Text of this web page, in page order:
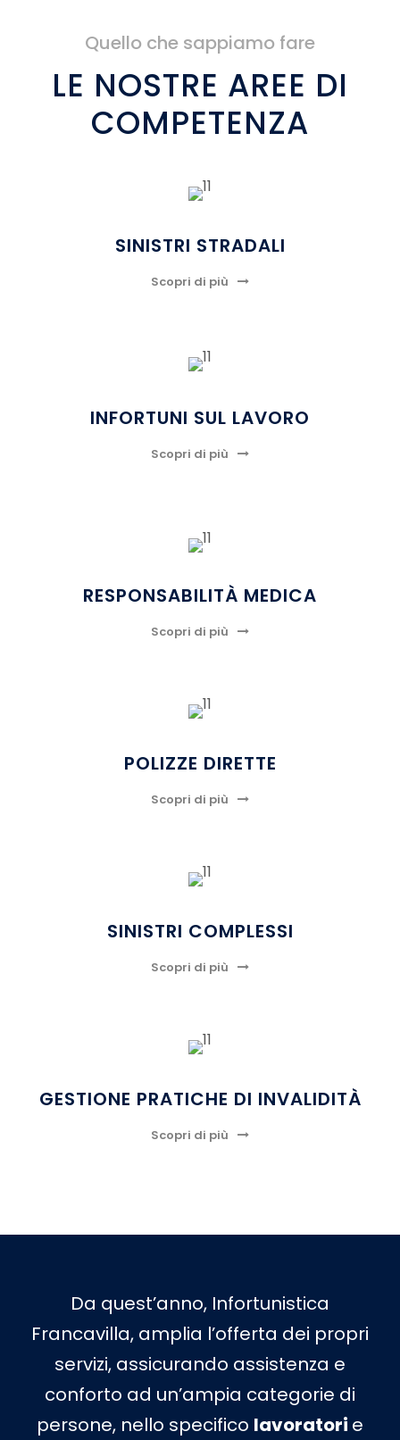
Quello che sappiamo fare
LE NOSTRE AREE DI
COMPETENZA
SINISTRI STRADALI
Scopri di più
INFORTUNI SUL LAVORO
Scopri di più
RESPONSABILITÀ MEDICA
Scopri di più
POLIZZE DIRETTE
Scopri di più
SINISTRI COMPLESSI
Scopri di più
GESTIONE PRATICHE DI INVALIDITÀ
Scopri di più
Da quest’anno, Infortunistica
Francavilla, amplia l’offerta dei propri
servizi, assicurando assistenza e
conforto ad un’ampia categorie di
persone, nello specifico lavoratori e